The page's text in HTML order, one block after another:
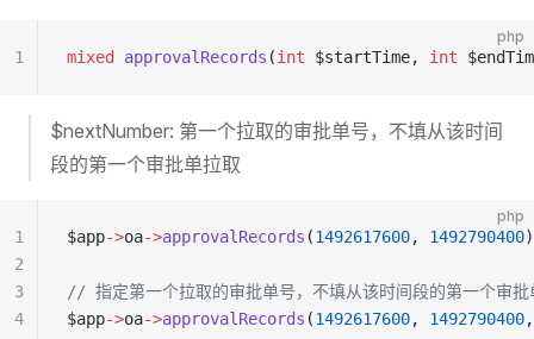
php
mixed approvalRecords (int $startTime, int
1
$nextNumber: 第一个拉取的审批单号，不填从该时间
段的第一个审批单拉取
php
$app->oa->approvalRecords (1492617600, 1492790400
// 指定第一个拉取的审批单号，不填从该时间段的第一个审批
$app->oa->approvalRecords (1492617600, 1492790400
1
2
3
4